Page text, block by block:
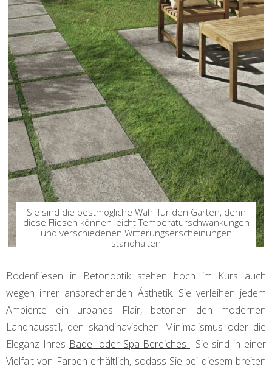
Sie sind die bestmögliche Wahl für den Garten, denn
diese Fliesen können leicht Temperaturschwankungen
und verschiedenen Witterungserscheinungen
standhalten
Bodenfliesen in Betonoptik stehen hoch im Kurs auch
wegen ihrer ansprechenden Ästhetik. Sie verleihen jedem
Ambiente ein urbanes Flair, betonen den modernen
Landhausstil, den skandinavischen Minimalismus oder die
Eleganz Ihres Bade- oder Spa-Bereiches . Sie sind in einer
Vielfalt von Farben erhältlich, sodass Sie bei diesem breiten